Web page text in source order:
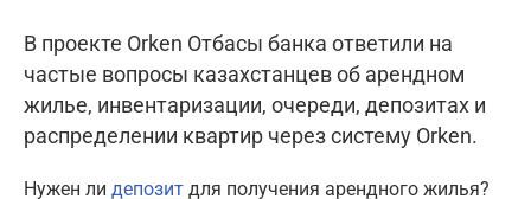
В проекте Orken Отбасы банка ответили на
частые вопросы казахстанцев об арендном
жилье, инвентаризации, очереди, депозитах и
распределении квартир через систему Orken.
Нужен ли депозит для получения арендного жилья?